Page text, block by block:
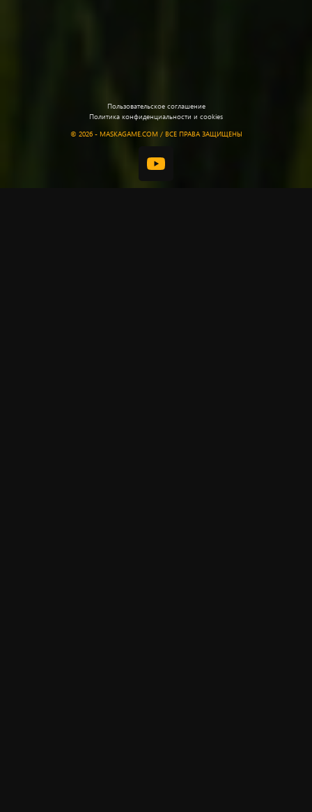
Пользовательское соглашение
Политика конфиденциальности и cookies
© 2026 - MASKAGAME.COM / ВСЕ ПРАВА ЗАЩИЩЕНЫ